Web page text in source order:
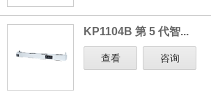
KP1104B 第 5 代智...
查看 咨询